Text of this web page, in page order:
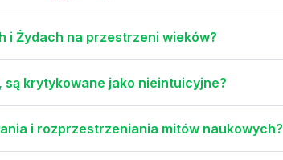
i Żydach na przestrzeni wieków?
są krytykowane jako nieintuicyjne?
i rozprzestrzeniania mitów naukowych?